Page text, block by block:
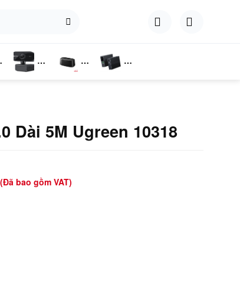
Dài 5M Ugreen 10318
(Đã bao gồm VAT)